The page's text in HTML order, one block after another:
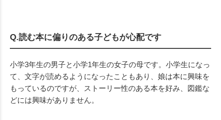
Q.読む本に偏りのある子どもが心配です
小学3年生の男子と小学1年生の女子の母です。小学生になっ
て、文字が読めるようになったこともあり、娘は本に興味を
もっているのですが、ストーリー性のある本を好み、図鑑な
どには興味がありません。